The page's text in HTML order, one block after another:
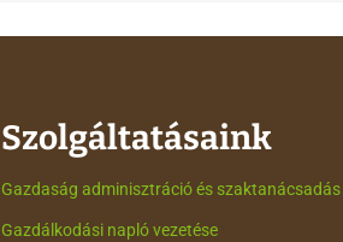
Szolgáltatásaink
Gazdaság adminisztráció és szaktanácsadás
Gazdálkodási napló vezetése